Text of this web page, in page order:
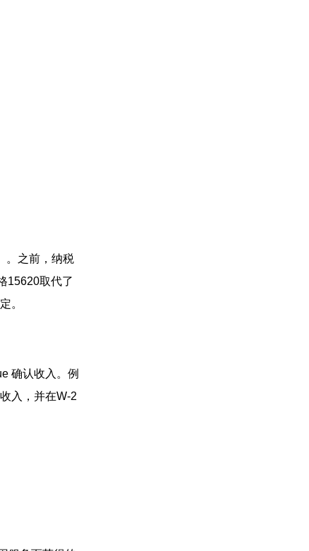
。之前，纳税
15620取代了
。
确认收入。例
入，并在W-2